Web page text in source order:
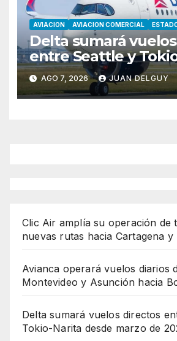
AVIACION AVIACION COMERCIAL
Delta sumará
entre Seattle y
desde marzo de
AGO 7, 2026 JUAN DELGUY
Clic Air amplía su operación de
nuevas rutas hacia Cartagena y
Avianca operará vuelos diarios
Montevideo y Asunción hacia
Delta sumará vuelos directos
Tokio-Narita desde marzo de